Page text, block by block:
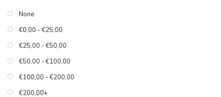
None
€0,00 - €25,00
€25,00 - €50,00
€50,00 - €100,00
€100,00 - €200,00
€200,00+